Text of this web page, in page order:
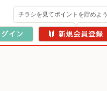
チラシを見てポイントを貯めよう